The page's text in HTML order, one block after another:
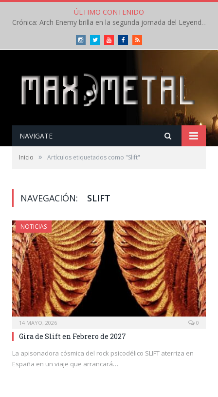
ÚLTIMO CONTENIDO
Crónica: Arch Enemy brilla en la segunda jornada del Leyendas del Rock – Jueves – Agosto 2026
InstagramTwitterYoutubeFacebookRSS
NAVIGATE
Inicio » Artículos etiquetados como "Slift"
NAVEGACIÓN: SLIFT
NOTICIAS
14 MAYO, 2026 0
Gira de Slift en Febrero de 2027
La apisonadora cósmica del rock psicodélico SLIFT aterriza en
España en un viaje que arrancará…